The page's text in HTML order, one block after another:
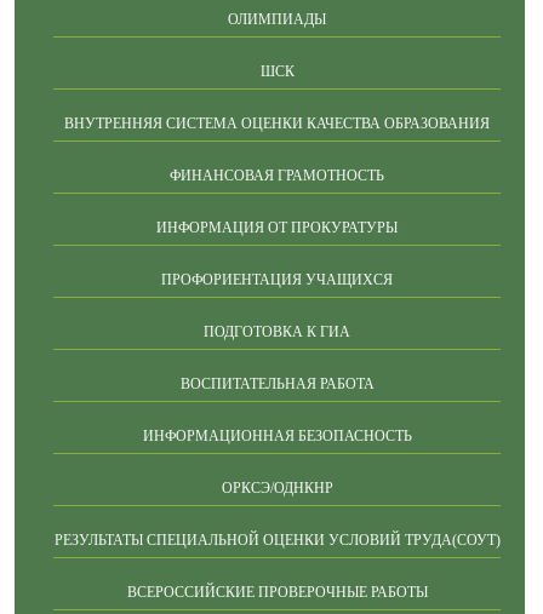
ОЛИМПИАДЫ
ШСК
ВНУТРЕННЯЯ СИСТЕМА ОЦЕНКИ КАЧЕСТВА ОБРАЗОВАНИЯ
ФИНАНСОВАЯ ГРАМОТНОСТЬ
ИНФОРМАЦИЯ ОТ ПРОКУРАТУРЫ
ПРОФОРИЕНТАЦИЯ УЧАЩИХСЯ
ПОДГОТОВКА К ГИА
ВОСПИТАТЕЛЬНАЯ РАБОТА
ИНФОРМАЦИОННАЯ БЕЗОПАСНОСТЬ
ОРКСЭ/ОДНКНР
РЕЗУЛЬТАТЫ СПЕЦИАЛЬНОЙ ОЦЕНКИ УСЛОВИЙ ТРУДА(СОУТ)
ВСЕРОССИЙСКИЕ ПРОВЕРОЧНЫЕ РАБОТЫ